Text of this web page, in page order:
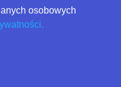
osobowych